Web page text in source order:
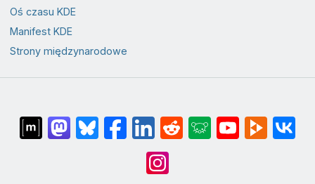
Oś czasu KDE
Manifest KDE
Strony międzynarodowe